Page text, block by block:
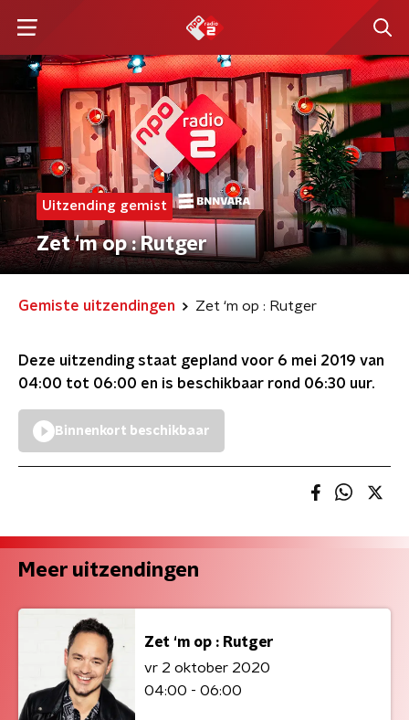
Uitzending gemist
Zet ‘m op : Rutger
Gemiste uitzendingen Zet ‘m op : Rutger
Deze uitzending staat gepland voor 6 mei 2019 van
04:00 tot 06:00 en is beschikbaar rond 06:30 uur.
Binnenkort beschikbaar
Meer uitzendingen
Zet ‘m op : Rutger
vr 2 oktober 2020
04:00 - 06:00